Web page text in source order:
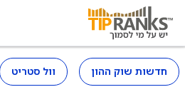
חדשות שוק ההון וול סטריט